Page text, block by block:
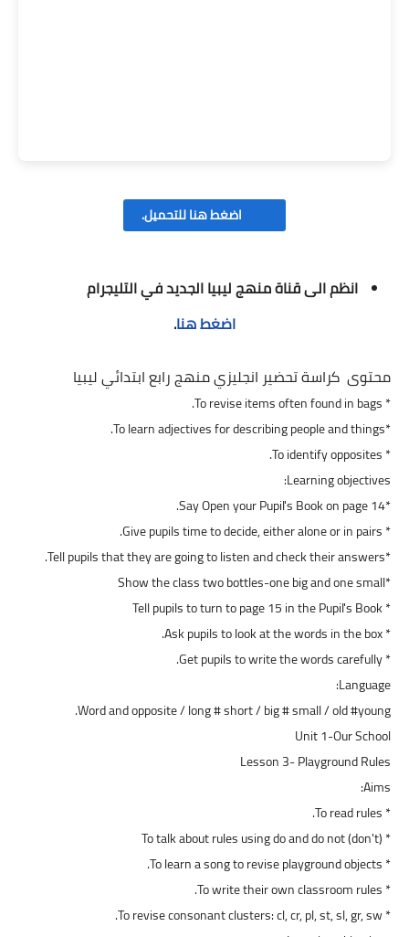
اضغط هنا للتحميل.
انظم الى قناة منهج ليبيا الجديد في التليجرام
اضغط هنا.
محتوى كراسة تحضير انجليزي منهج رابع ابتدائي ليبيا
* To revise items often found in bags.
*To learn adjectives for describing people and things.
* To identify opposites.
Learning objectives:
*Say Open your Pupil's Book on page 14.
* Give pupils time to decide, either alone or in pairs.
*Tell pupils that they are going to listen and check their answers.
*Show the class two bottles-one big and one small
* Tell pupils to turn to page 15 in the Pupil's Book
* Ask pupils to look at the words in the box.
* Get pupils to write the words carefully.
Language:
Word and opposite / long # short / big # small / old #young.
Unit 1-Our School
Lesson 3- Playground Rules
Aims:
* To read rules.
* To talk about rules using do and do not (don't)
* To learn a song to revise playground objects.
* To write their own classroom rules.
* To revise consonant clusters: cl, cr, pl, st, sl, gr, sw.